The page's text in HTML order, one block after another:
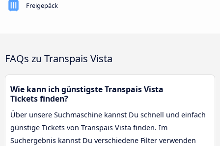
Freigepäck
FAQs zu Transpais Vista
Wie kann ich günstigste Transpais Vista
Tickets finden?
Über unsere Suchmaschine kannst Du schnell und einfach
günstige Tickets von Transpais Vista finden. Im
Suchergebnis kannst Du verschiedene Filter verwenden